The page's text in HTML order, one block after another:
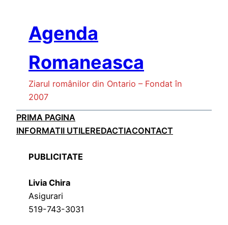
contentAgenda
Romaneasca
Ziarul românilor din Ontario – Fondat în
2007
PRIMA PAGINA
INFORMATII UTILEREDACTIACONTACT
PUBLICITATE
Livia Chira
Asigurari
519-743-3031